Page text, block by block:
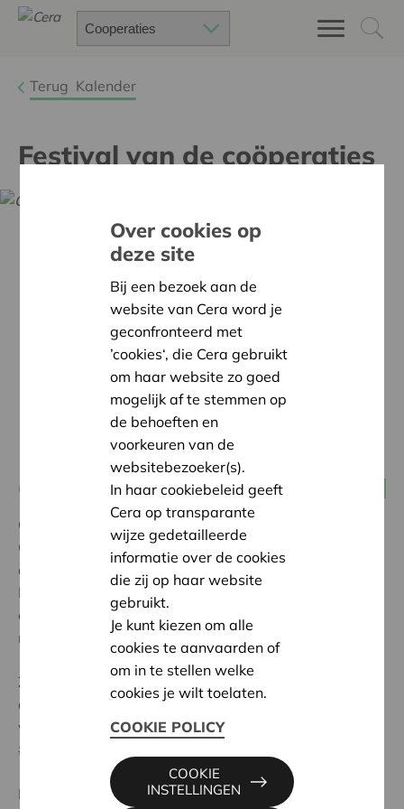
Terug Kalender
Festival van de coöperaties
06 juli 2024 11:00 - 17:00
Op zaterdag 6 juli verwelkomden we meer dan 500
Cera-vennoten
op ons allereerste ‘Festival van de
coöperaties’
bij de coöperatie BelOrta in Sint-
Katelijne-Waver.
Diverse coöperaties zetten er zich
op informatieve, maar vooral ook leuke en lekkere
manier in de kijker.
Zo vierden we samen met de 3 miljoen andere
coöperaties en hun meer dan een miljard vennoten
wereldwijd deInternationale Dag van de Coöperatie
#Coopsday
Bekijk hieronder de fotogalerij en aftermovie 👇
Over cookies op
deze site
Bij een bezoek aan de
website van Cera word je
geconfronteerd met
’cookies‘, die Cera gebruikt
om haar website zo goed
mogelijk af te stemmen op
de behoeften en
voorkeuren van de
websitebezoeker(s).
In haar cookiebeleid geeft
Cera op transparante
wijze gedetailleerde
informatie over de cookies
die zij op haar website
gebruikt.
Je kunt kiezen om alle
cookies te aanvaarden of
om in te stellen welke
cookies je wilt toelaten.
COOKIE POLICY
COOKIE
INSTELLINGEN